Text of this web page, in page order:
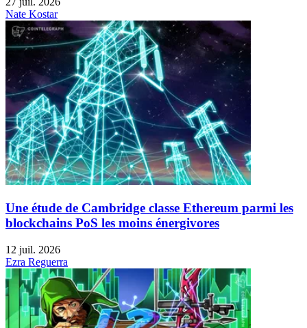
Nate Kostar
Une étude de Cambridge classe Ethereum parmi les
blockchains PoS les moins énergivores
12 juil. 2026
Ezra Reguerra